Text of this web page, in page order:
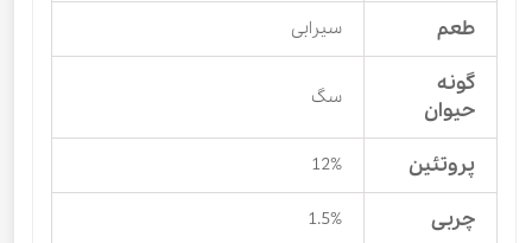
طعم سیرابی
گونه
حیوان
سگ
پروتئین 12%
چربی 1.5%